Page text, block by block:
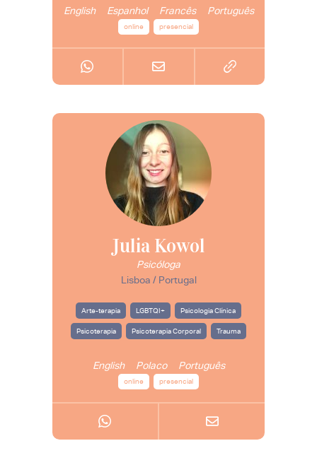
English Espanhol Francês Português
online presencial
Julia Kowol
Psicóloga
Lisboa / Portugal
Arte-terapia LGBTQI+ Psicologia Clínica
Psicoterapia Psicoterapia Corporal Trauma
English Polaco Português
online presencial